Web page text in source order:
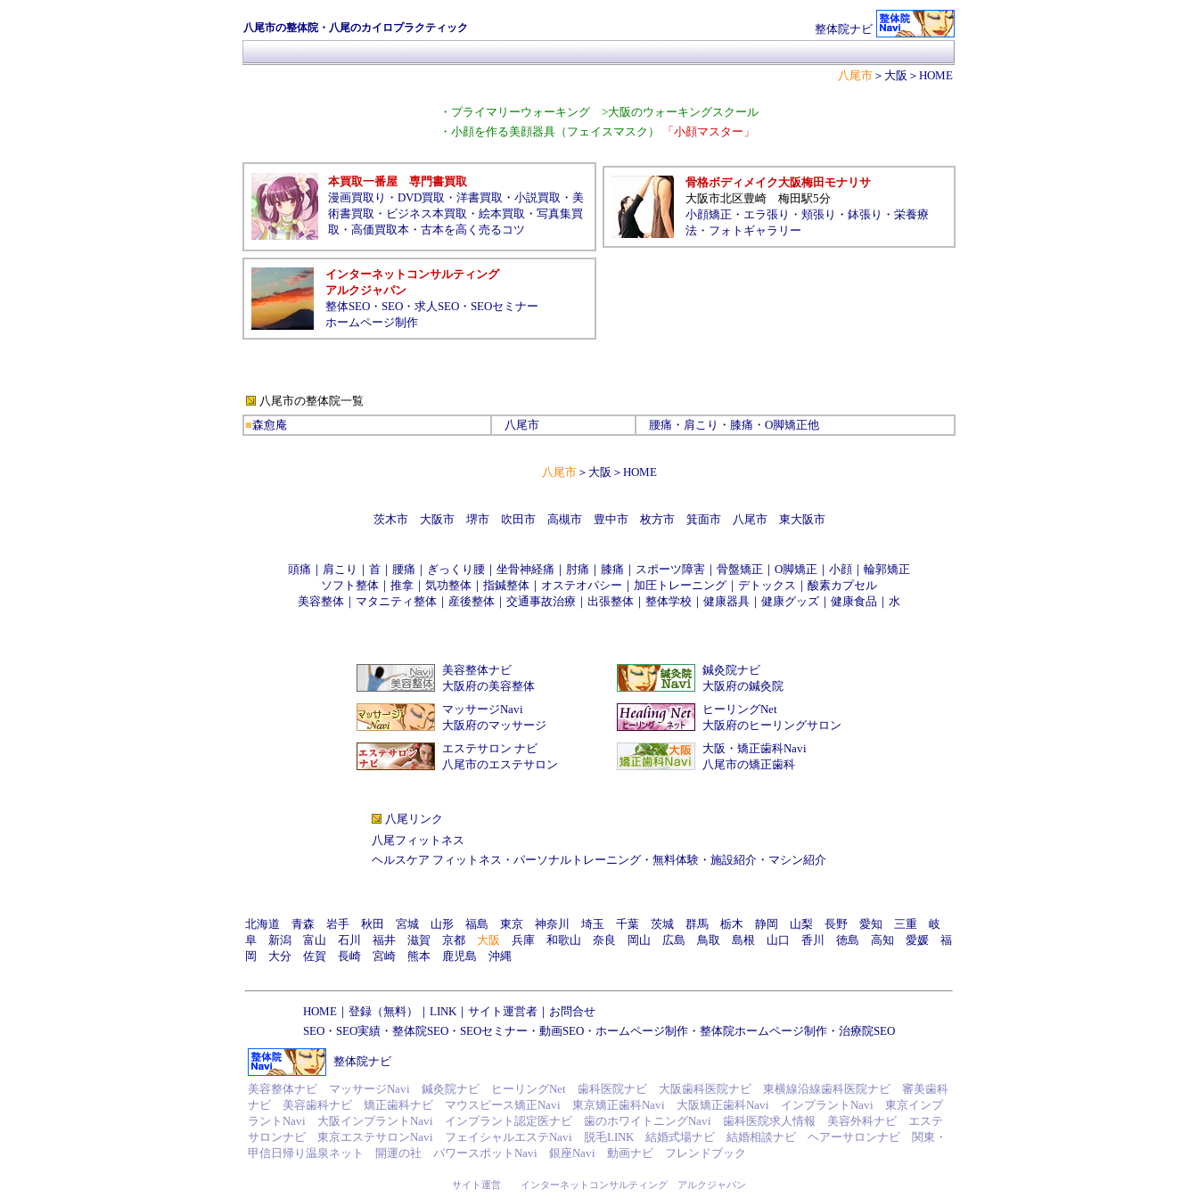
八尾市の整体院・八尾のカイロプラクティック 整体院ナビ
八尾市 ＞ 大阪 ＞ HOME
・ プライマリーウォーキング >大阪のウォーキングスクール
・ 小顔を作る美顔器具（フェイスマスク） 「小顔マスター」
本買取一番屋
専門書買取
漫画買取り ・ DVD買取 ・ 洋書買取 ・ 小説買取 ・ 美
術書買取 ・ ビジネス本買取 ・ 絵本買取 ・ 写真集買
取 ・ 高価買取本 ・ 古本を高く売るコツ
骨格ボディメイク大阪梅田モナリサ
大阪市北区豊崎
梅田駅5分
小顔矯正 ・ エラ張り ・ 頬張り ・ 鉢張り ・ 栄養療
法 ・ フォトギャラリー
インターネットコンサルティング
アルクジャパン
整体SEO ・ SEO ・ 求人SEO ・ SEOセミナー
ホームページ制作
八尾市の整体院一覧
■森愈庵 八尾市 腰痛 ・ 肩こり ・ 膝痛 ・ O脚矯正他
八尾市＞ 大阪 ＞ HOME
茨木市 大阪市 堺市 吹田市 高槻市 豊中市 枚方市 箕面市 八尾市 東大阪市
頭痛 ｜ 肩こり ｜ 首 ｜ 腰痛 ｜ ぎっくり腰 ｜ 坐骨神経痛 ｜ 肘痛 ｜ 膝痛 ｜ スポーツ障害 ｜ 骨盤矯正 ｜ O脚矯正 ｜ 小顔 ｜ 輪郭矯正
ソフト整体 ｜ 推拿 ｜ 気功整体 ｜ 指鍼整体 ｜ オステオパシー ｜ 加圧トレーニング ｜ デトックス ｜ 酸素カプセル
美容整体 ｜ マタニティ整体 ｜ 産後整体 ｜ 交通事故治療 ｜ 出張整体 ｜ 整体学校 ｜ 健康器具 ｜ 健康グッズ ｜ 健康食品 ｜ 水
美容整体ナビ
大阪府の美容整体
鍼灸院ナビ
大阪府の鍼灸院
マッサージNavi
大阪府のマッサージ
ヒーリングNet
大阪府のヒーリングサロン
エステサロン ナビ
八尾市のエステサロン
大阪・矯正歯科Navi
八尾市の矯正歯科
八尾リンク
八尾フィットネス
ヘルスケア フィットネス ・ パーソナルトレーニング ・ 無料体験 ・ 施設紹介 ・ マシン紹介
北海道 青森 岩手 秋田 宮城 山形 福島 東京 神奈川 埼玉 千葉 茨城 群馬 栃木 静岡 山梨 長野 愛知 三重
岐
阜
新潟 富山 石川 福井 滋賀 京都 大阪 兵庫 和歌山 奈良 岡山 広島 鳥取 島根 山口 香川 徳島 高知 愛媛
福
岡
大分 佐賀 長崎 宮崎 熊本 鹿児島 沖縄
HOME ｜ 登録（無料） ｜ LINK ｜ サイト運営者 ｜ お問合せ
SEO ・ SEO実績 ・ 整体院SEO ・ SEOセミナー ・ 動画SEO ・ ホームページ制作 ・ 整体院ホームページ制作 ・ 治療院SEO
整体院ナビ
美容整体ナビ マッサージNavi 鍼灸院ナビ ヒーリングNet 歯科医院ナビ 大阪歯科医院ナビ 東横線沿線歯科医院ナビ
審美歯科
ナビ
美容歯科ナビ 矯正歯科ナビ マウスピース矯正Navi 東京矯正歯科Navi 大阪矯正歯科Navi インプラントNavi
東京インプ
ラントNavi
大阪インプラントNavi インプラント認定医ナビ 歯のホワイトニングNavi 歯科医院求人情報 美容外科ナビ
エステ
サロンナビ
東京エステサロンNavi フェイシャルエステNavi 脱毛LINK 結婚式場ナビ 結婚相談ナビ ヘアーサロンナビ
関東・
甲信日帰り温泉ネット
開運の社 パワースポットNavi 銀座Navi 動画ナビ フレンドブック
サイト運営 インターネットコンサルティング アルクジャパン